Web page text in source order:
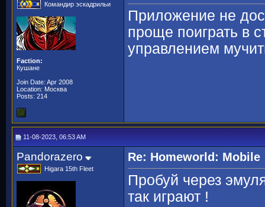
Командир эскадрильи
Faction:
Кушане
Join Date: Apr 2008
Location: Москва
Posts: 214
Приложение не
проще поиграть в
управлением
11-08-2023, 06:53 AM
Pandorazero
Higara 15th Fleet
Re: Homeworld: Mobile
Пробуй через
так играют !